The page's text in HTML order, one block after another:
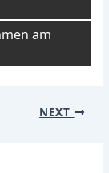
am
NEXT